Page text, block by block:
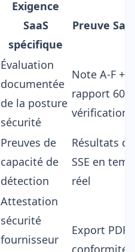
Exigence
SaaS
spécifique
Preuve
Évaluation
documentée
de la posture
sécurité
Note A-F +
rapport 60
vérifications
Preuves de
capacité de
détection
Résultats
SSE en
réel
Attestation
sécurité
fournisseur
Export PDF
conformité